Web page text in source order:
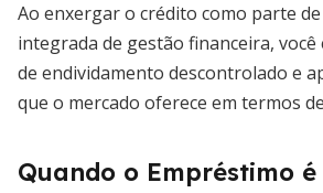
Ao enxergar o crédito como parte
integrada de gestão financeira,
de endividamento descontrolado e
que o mercado oferece em termos
Quando o Empréstimo é